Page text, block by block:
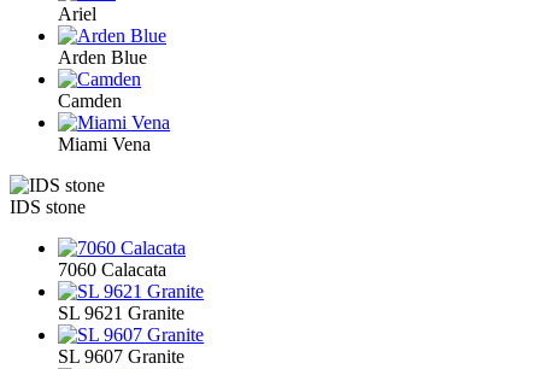
Ariel
Arden Blue
Camden
Miami Vena
IDS stone
7060 Calacata
SL 9621 Granite
SL 9607 Granite